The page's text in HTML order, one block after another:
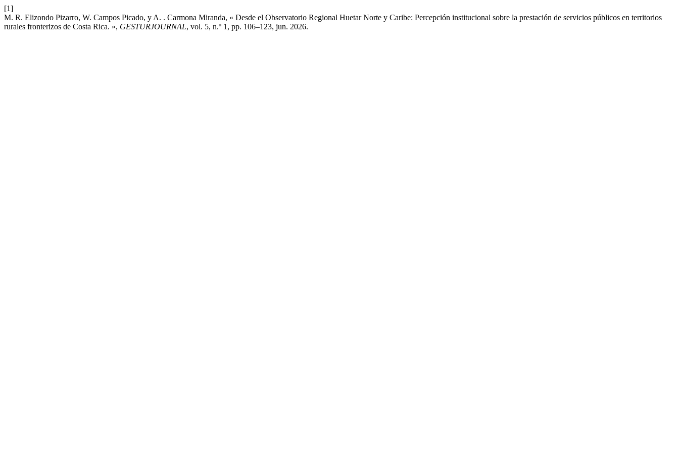
[1]
M. R. Elizondo Pizarro, W. Campos Picado, y A. . Carmona Miranda, « Desde el Observatorio Regional Huetar Norte y Caribe: Percepción institucional sobre la prestación de servicios públicos en territorios
rurales fronterizos de Costa Rica. », GESTURJOURNAL, vol. 5, n.º 1, pp. 106–123, jun. 2026.